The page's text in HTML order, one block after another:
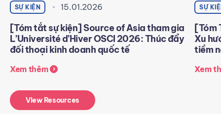
SỰ KIỆN 15.01.2026
[Tóm tắt sự kiện] Source of Asia tham gia
L’Université d’Hiver OSCI 2026: Thúc đẩy
đối thoại kinh doanh quốc tế
Xem thêm
SỰ
[Tóm
Xu
tiềm
Xem
View Resources